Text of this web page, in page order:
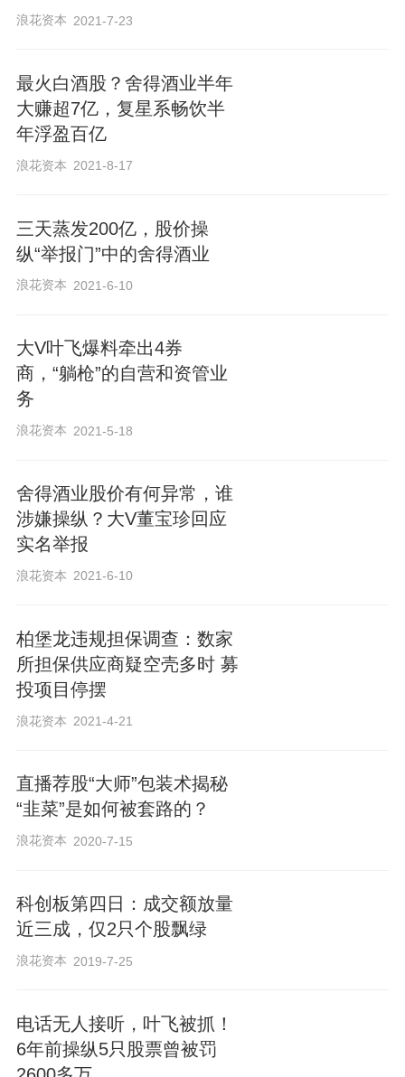
浪花资本 2021-7-23
最火白酒股？舍得酒业半年
大赚超7亿，复星系畅饮半
年浮盈百亿
浪花资本 2021-8-17
三天蒸发200亿，股价操
纵“举报门”中的舍得酒业
浪花资本 2021-6-10
大V叶飞爆料牵出4券
商，“躺枪”的自营和资管业
务
浪花资本 2021-5-18
舍得酒业股价有何异常，谁
涉嫌操纵？大V董宝珍回应
实名举报
浪花资本 2021-6-10
柏堡龙违规担保调查：数家
所担保供应商疑空壳多时 募
投项目停摆
浪花资本 2021-4-21
直播荐股“大师”包装术揭秘
“韭菜”是如何被套路的？
浪花资本 2020-7-15
科创板第四日：成交额放量
近三成，仅2只个股飘绿
浪花资本 2019-7-25
电话无人接听，叶飞被抓！
6年前操纵5只股票曾被罚